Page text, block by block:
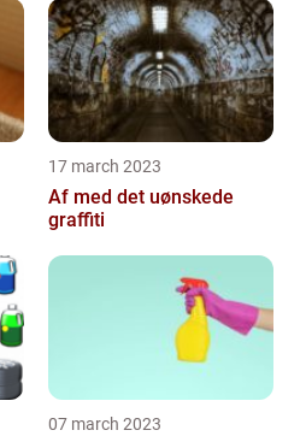
17 march 2023
Af med det uønskede
graffiti
07 march 2023